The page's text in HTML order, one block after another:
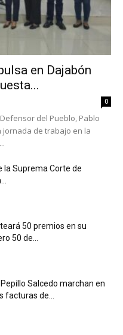
en Dajabón
0
Defensor del Pueblo, Pablo
jornada de trabajo en la
la Suprema Corte de
50 premios en su
50 de...
Salcedo marchan en
de...